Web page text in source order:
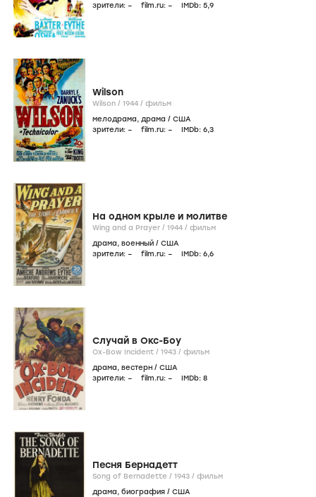
зрители: – film.ru: – IMDb: 5,9
Wilson
Wilson / 1944 / фильм
мелодрама, драма / США
зрители: – film.ru: – IMDb: 6,3
На одном крыле и молитве
Wing and a Prayer / 1944 / фильм
драма, военный / США
зрители: – film.ru: – IMDb: 6,6
Случай в Окс-Боу
Ox-Bow Incident / 1943 / фильм
драма, вестерн / США
зрители: – film.ru: – IMDb: 8
Песня Бернадетт
Song of Bernadette / 1943 / фильм
драма, биография / США